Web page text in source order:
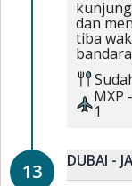
dan
tiba
MXP -
1
13 DUBAI -